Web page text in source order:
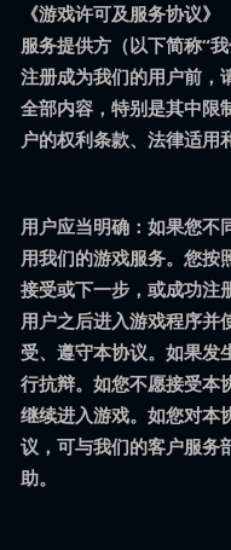
《游戏许可及服务协议
服务提供方（以下简称“
注册成为我们的用户前，
全部内容，特别是其中限
户的权利条款、法律适用
用户应当明确：如果您不
用我们的游戏服务。您按
接受或下一步，或成功注
用户之后进入游戏程序并
受、遵守本协议。如果发
行抗辩。如您不愿接受本
继续进入游戏。如您对本
议，可与我们的客户服务
助。